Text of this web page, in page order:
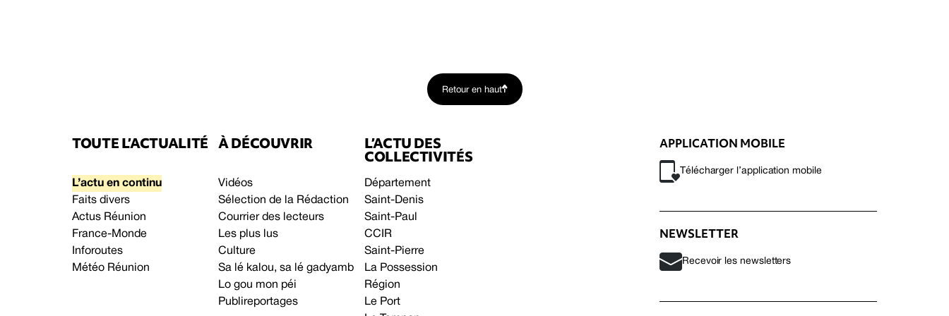
Retour en haut
TOUTE L’ACTUALITÉ
L’actu en continu
Faits divers
Actus Réunion
France-Monde
Inforoutes
Météo Réunion
À DÉCOUVRIR
Vidéos
Sélection de la Rédaction
Courrier des lecteurs
Les plus lus
Culture
Sa lé kalou, sa lé gadyamb
Lo gou mon péi
Publireportages
L’ACTU DES
COLLECTIVITÉS
Département
Saint-Denis
Saint-Paul
CCIR
Saint-Pierre
La Possession
Région
Le Port
APPLICATION MOBILE
Télécharger l’application mobile
NEWSLETTER
Recevoir les newsletters